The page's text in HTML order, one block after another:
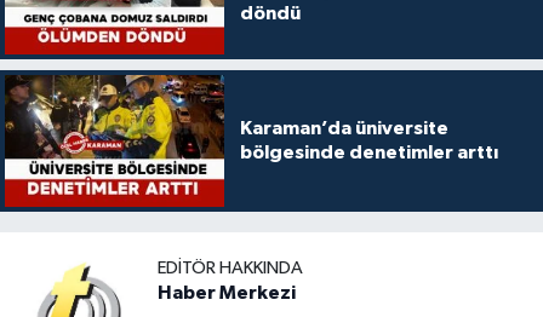
döndü
Karaman’da üniversite
bölgesinde denetimler arttı
EDITÖR HAKKINDA
Haber Merkezi